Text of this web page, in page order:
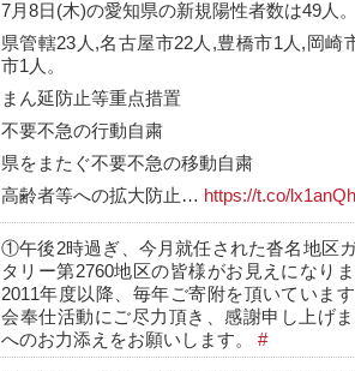
7月8日(木)の愛知県の新規陽性者数は49人
県管轄23人,名古屋市22人,豊橋市1人,岡崎
市1人。
まん延防止等重点措置
不要不急の行動自粛
県をまたぐ不要不急の移動自粛
高齢者等への拡大防止… https://t.co/
①午後2時過ぎ、今月就任された沓名地区
タリー第2760地区の皆様がお見えになり
2011年度以降、毎年ご寄附を頂いていま
会奉仕活動にご尽力頂き、感謝申し上げ
へのお力添えをお願いします。 #